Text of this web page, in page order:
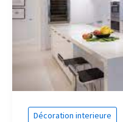
Décoration interieure